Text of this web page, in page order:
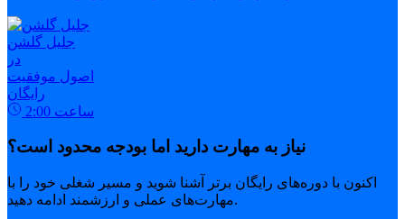
جلیل گلشن
در
اصول موفقیت
رایگان
2:00 ساعت
نیاز به مهارت دارید اما بودجه محدود است؟
اکنون با دوره‌های رایگان برتر آشنا شوید و مسیر شغلی خود را با
مهارت‌های عملی و ارزشمند ادامه دهید.